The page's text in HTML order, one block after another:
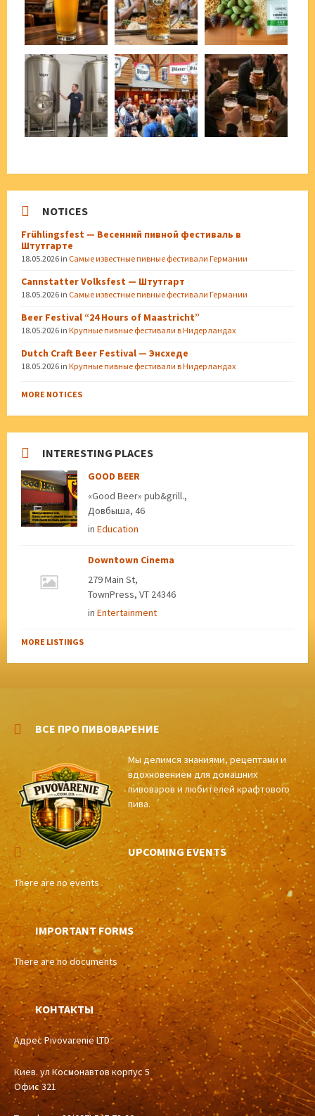
NOTICES
Frühlingsfest — Весенний пивной фестиваль в
Штутгарте
18.05.2026 in Самые известные пивные фестивали Германии
Cannstatter Volksfest — Штутгарт
18.05.2026 in Самые известные пивные фестивали Германии
Beer Festival “24 Hours of Maastricht”
18.05.2026 in Крупные пивные фестивали в Нидерландах
Dutch Craft Beer Festival — Энсхеде
18.05.2026 in Крупные пивные фестивали в Нидерландах
MORE NOTICES
INTERESTING PLACES
GOOD BEER
«Good Beer» pub&grill.,
Довбыша, 46
in Education
Downtown Cinema
279 Main St,
TownPress, VT 24346
in Entertainment
MORE LISTINGS
ВСЕ ПРО ПИВОВАРЕНИЕ
Мы делимся знаниями, рецептами и
вдохновением для домашних
пивоваров и любителей крафтового
пива.
UPCOMING EVENTS
There are no events
IMPORTANT FORMS
There are no documents
КОНТАКТЫ
Адрес Pivovarenie LTD
Киев. ул Космонавтов корпус 5
Офис 321